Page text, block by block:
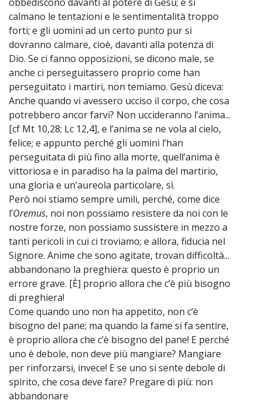
calmano le tentazioni e le sentimentalità troppo
forti; e gli uomini ad un certo punto pur si
dovranno calmare, cioè, davanti alla potenza di
Dio. Se ci fanno opposizioni, se dicono male, se
anche ci perseguitassero proprio come han
perseguitato i martiri, non temiamo. Gesù diceva:
Anche quando vi avessero ucciso il corpo, che cosa
potrebbero ancor farvi? Non uccideranno l’anima...
[cf Mt 10,28; Lc 12,4], e l’anima se ne vola al cielo,
felice; e appunto perché gli uomini l’han
perseguitata di più fino alla morte, quell’anima è
vittoriosa e in paradiso ha la palma del martirio,
una gloria e un’aureola particolare, sì.
Però noi stiamo sempre umili, perché, come dice
l’Oremus, noi non possiamo resistere da noi con le
nostre forze, non possiamo sussistere in mezzo a
tanti pericoli in cui ci troviamo; e allora, fiducia nel
Signore. Anime che sono agitate, trovan difficoltà...
abbandonano la preghiera: questo è proprio un
errore grave. [È] proprio allora che c’è più bisogno
di preghiera!
Come quando uno non ha appetito, non c’è
bisogno del pane; ma quando la fame si fa sentire,
è proprio allora che c’è bisogno del pane! E perché
uno è debole, non deve più mangiare? Mangiare
per rinforzarsi, invece! E se uno si sente debole di
spirito, che cosa deve fare? Pregare di più: non
abbandonare